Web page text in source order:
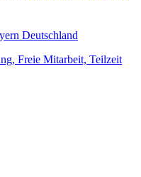
Deutschland
Freie Mitarbeit, Teilzeit